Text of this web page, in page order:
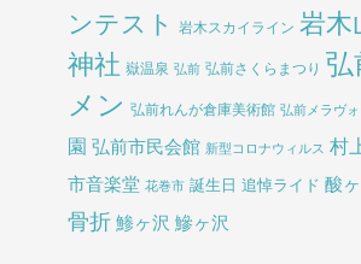
ンテスト
岩木スカイライン 岩木
神社 嶽温泉 弘前 弘前さくらまつり 弘
メン 弘前れんが倉庫美術館 弘前メラヴォ
園 弘前市民会館 新型コロナウィルス 村
市音楽堂 花巻市 誕生日 追悼ライド 酸
骨折 鯵ヶ沢 鰺ヶ沢